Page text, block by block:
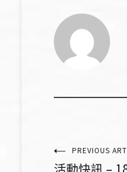
文PREVIOUS
活動快訊 –